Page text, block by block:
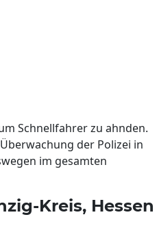
Schnellfahrer zu ahnden.
der Polizei in
im gesamten
Kreis, Hessen